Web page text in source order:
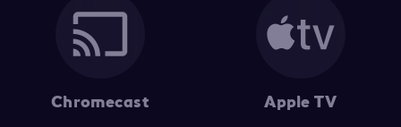
Chromecast Apple TV